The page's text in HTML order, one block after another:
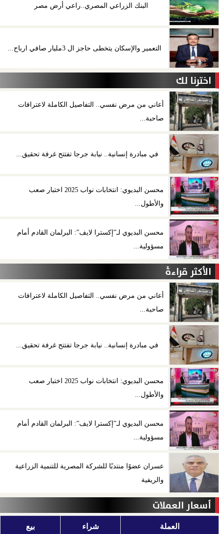
البنك الزراعي المصري..راعي أرض مصر
التعمير والإسكان يتخطى حاجز ال 3مليار صافي ارباح...
اخترنا لك
أعاني من مرض نفسي.. التفاصيل الكاملة لاعترافات
صاحبة...
في مبادرة إنسانية.. نيابة جرجا تفتتح غرفة تحقيق...
محسن البديوي: انتخابات نواب 2025 اختبار صعب
والأطول...
محسن البديوي لـ”إكسترا لايف”: البرلمان القادم أمام
مسؤولية...
الأكثر قراءةً
أعاني من مرض نفسي.. التفاصيل الكاملة لاعترافات
صاحبة...
في مبادرة إنسانية.. نيابة جرجا تفتتح غرفة تحقيق...
محسن البديوي: انتخابات نواب 2025 اختبار صعب
والأطول...
محسن البديوي لـ”إكسترا لايف”: البرلمان القادم أمام
مسؤولية...
عسران عضوًا منتدبًا للشركة المصرية للتنمية الزراعية
والريفية
أسعار العملات
العملة شراء بيع